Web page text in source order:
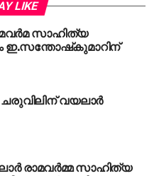
മണത്തറിയും,
LIKE
സാഹിത്യ
ഇ.സന്തോഷ്‌കുമാറിന്
വയലാര്‍
രാമവർമ്മ സാഹിത്യ